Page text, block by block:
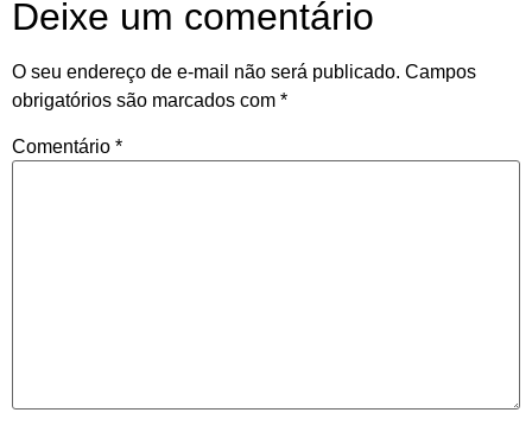
Deixe um comentário
O seu endereço de e-mail não será publicado. Campos
obrigatórios são marcados com *
Comentário *